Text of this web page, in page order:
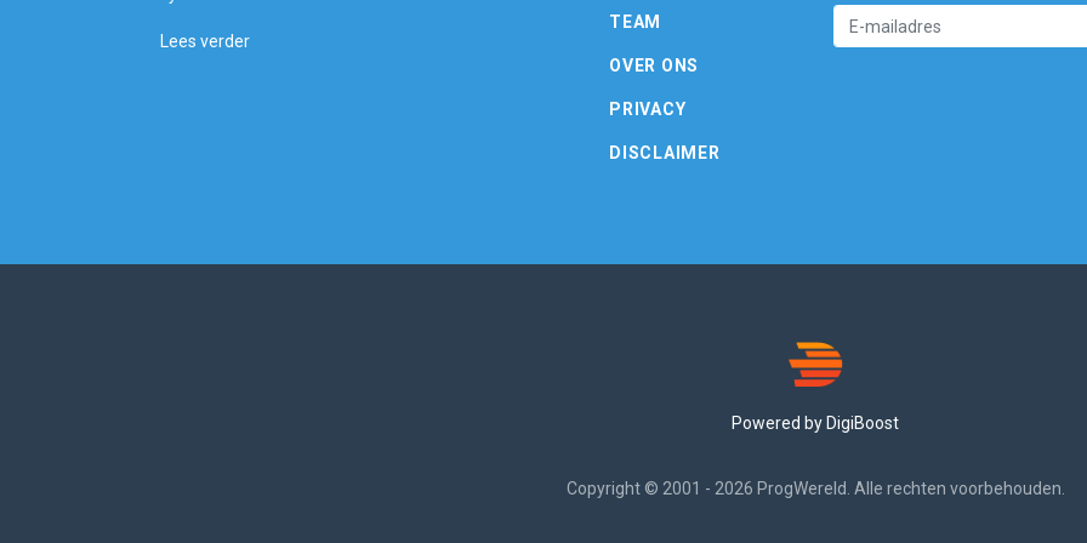
Lees verder
TEAM
OVER ONS
PRIVACY
DISCLAIMER
Powered by DigiBoost
Copyright © 2001 - 2026 ProgWereld. Alle rechten voorbehouden.